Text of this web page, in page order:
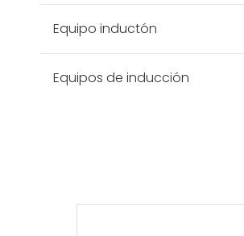
Equipo inductón
Equipos de inducción